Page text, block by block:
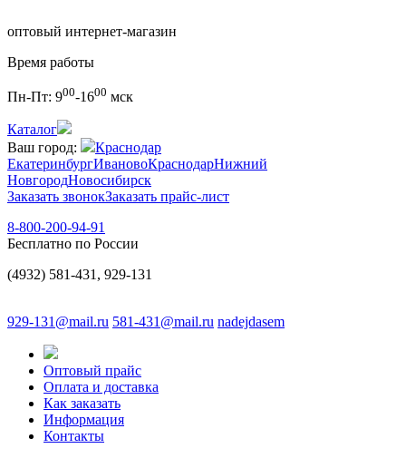
оптовый интернет-магазин
Время работы
Пн-Пт: 900-1600 мск
Каталог
Ваш город:
Краснодар
ЕкатеринбургИвановоКраснодарНижний
НовгородНовосибирск
Заказать звонокЗаказать прайс-лист
8-800-200-94-91
Бесплатно по России
(4932) 581-431, 929-131
929-131@mail.ru 581-431@mail.ru nadejdasem
Оптовый прайс
Оплата и доставка
Как заказать
Информация
Контакты